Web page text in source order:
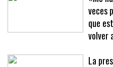
«Me
veces
que
volver